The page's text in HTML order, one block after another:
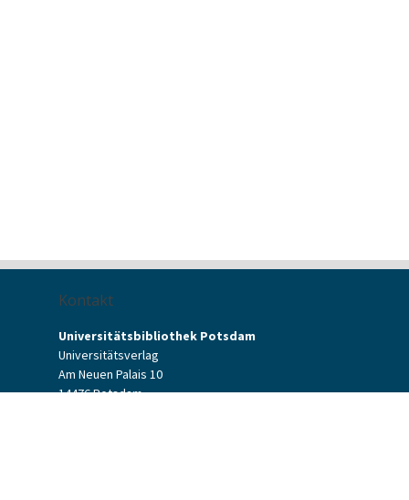
Kontakt
Universitätsbibliothek Potsdam
Universitätsverlag
Am Neuen Palais 10
14476 Potsdam